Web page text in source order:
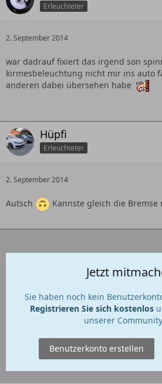
Erleuchteter
2. September 2014
war dadrauf fixiert das irgend son
kirmesbeleuchtung nicht mir ins auto
anderen dabei übersehen habe
Hüpfi
Erleuchteter
2. September 2014
Autsch Kannste gleich die
Jetzt
Sie haben noch kein
Registrieren Sie sich kostenlos
unserer
Benutzerkonto erstellen